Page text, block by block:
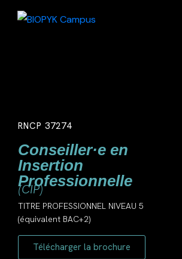
RNCP 37274
Conseiller·e en
Insertion
Professionnelle
(CIP)
TITRE PROFESSIONNEL NIVEAU 5
(équivalent BAC+2)
Télécharger la brochure